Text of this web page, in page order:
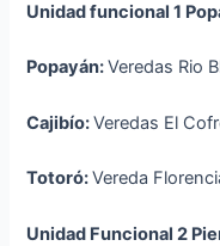
Unidad funcional 1
Popayán:Veredas Rio
Cajibío:Veredas El
Totoró:Vereda
Unidad Funcional 2